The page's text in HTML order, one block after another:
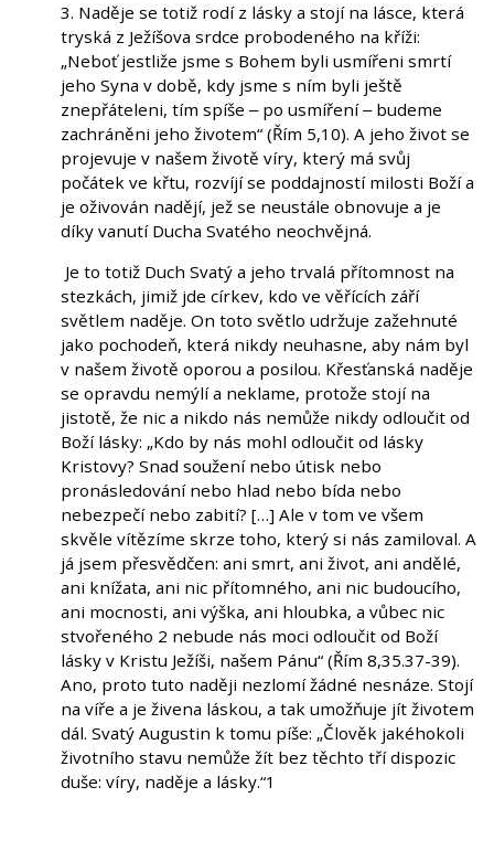
3. Naděje se totiž rodí z lásky a stojí na lásce, která
tryská z Ježíšova srdce probodeného na kříži:
„Neboť jestliže jsme s Bohem byli usmířeni smrtí
jeho Syna v době, kdy jsme s ním byli ještě
znepřáteleni, tím spíše ‒ po usmíření ‒ budeme
zachráněni jeho životem“ (Řím 5,10). A jeho život se
projevuje v našem životě víry, který má svůj
počátek ve křtu, rozvíjí se poddajností milosti Boží a
je oživován nadějí, jež se neustále obnovuje a je
díky vanutí Ducha Svatého neochvějná.
Je to totiž Duch Svatý a jeho trvalá přítomnost na
stezkách, jimiž jde církev, kdo ve věřících září
světlem naděje. On toto světlo udržuje zažehnuté
jako pochodeň, která nikdy neuhasne, aby nám byl
v našem životě oporou a posilou. Křesťanská naděje
se opravdu nemýlí a neklame, protože stojí na
jistotě, že nic a nikdo nás nemůže nikdy odloučit od
Boží lásky: „Kdo by nás mohl odloučit od lásky
Kristovy? Snad soužení nebo útisk nebo
pronásledování nebo hlad nebo bída nebo
nebezpečí nebo zabití? […] Ale v tom ve všem
skvěle vítězíme skrze toho, který si nás zamiloval. A
já jsem přesvědčen: ani smrt, ani život, ani andělé,
ani knížata, ani nic přítomného, ani nic budoucího,
ani mocnosti, ani výška, ani hloubka, a vůbec nic
stvořeného 2 nebude nás moci odloučit od Boží
lásky v Kristu Ježíši, našem Pánu“ (Řím 8,35.37-39).
Ano, proto tuto naději nezlomí žádné nesnáze. Stojí
na víře a je živena láskou, a tak umožňuje jít životem
dál. Svatý Augustin k tomu píše: „Člověk jakéhokoli
životního stavu nemůže žít bez těchto tří dispozic
duše: víry, naděje a lásky.“1